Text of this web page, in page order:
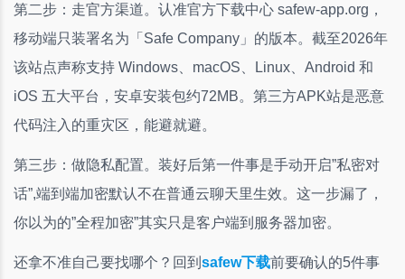
第二步：走官方渠道。认准官方下载中心 safew-app.org，
移动端只装署名为「Safe Company」的版本。截至2026年
该站点声称支持 Windows、macOS、Linux、Android 和
iOS 五大平台，安卓安装包约72MB。第三方APK站是恶意
代码注入的重灾区，能避就避。
第三步：做隐私配置。装好后第一件事是手动开启”私密对
话”,端到端加密默认不在普通云聊天里生效。这一步漏了，
你以为的”全程加密”其实只是客户端到服务器加密。
还拿不准自己要找哪个？回到 safew下载前要确认的5件事